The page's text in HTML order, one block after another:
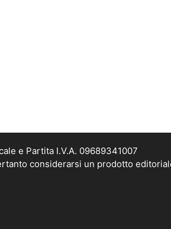
e Partita I.V.A. 09689341007
considerarsi un prodotto